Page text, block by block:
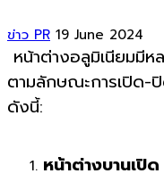
ข่าว PR 19 June 2024
หน้าต่างอลูมิเนียมมี
ตามลักษณะการเปิด-ปิ
ดังนี้:
หน้าต่างบานเปิ